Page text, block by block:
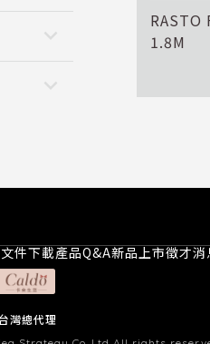
keyboard_arrow_down
keyboard_arrow_down
RASTO
1.8M
文件下載產品Q&A新品上市徵才消
灣總代理